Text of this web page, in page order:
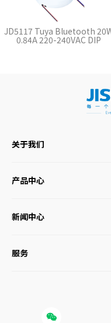
JD5117 Tuya Bluetooth
0.84A 220-240VAC DIP
关于我们
产品中心
新闻中心
服务